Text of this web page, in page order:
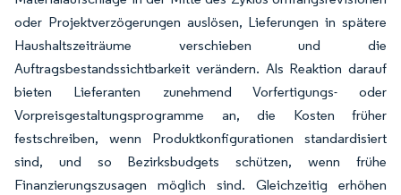
oder Projektverzögerungen auslösen, Lieferungen in spätere
Haushaltszeiträume verschieben und die
Auftragsbestandssichtbarkeit verändern. Als Reaktion darauf
bieten Lieferanten zunehmend Vorfertigungs- oder
Vorpreisgestaltungsprogramme an, die Kosten früher
festschreiben, wenn Produktkonfigurationen standardisiert
sind, und so Bezirksbudgets schützen, wenn frühe
Finanzierungszusagen möglich sind. Gleichzeitig erhöhen